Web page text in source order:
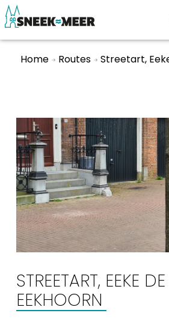
Praktische informatie
Toeristische informatie
Bezienswaardigheden
Winkelen, uitgaan en doen
Eten, drinken & uitgaan
Watersport
Overnachten
En meer
Home Routes Streetart,
STREETART, EEKE DE
EEKHOORN